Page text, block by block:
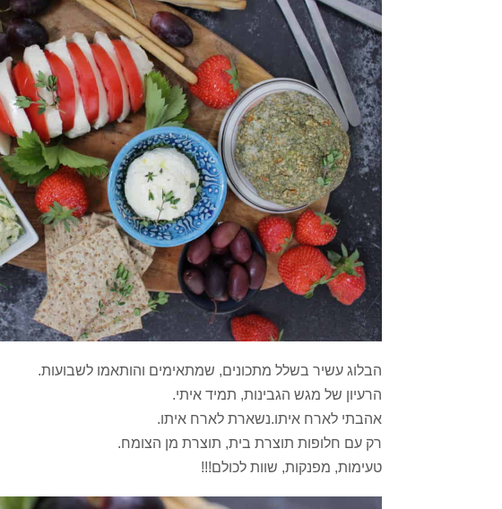
הבלוג עשיר בשלל מתכונים, שמתאימים והותאמו לשבועות.
הרעיון של מגש הגבינות, תמיד איתי.
אהבתי לארח איתו.נשארת לארח איתו.
רק עם חלופות תוצרת בית, תוצרת מן הצומח.
טעימות, מפנקות, שוות לכולם!!!